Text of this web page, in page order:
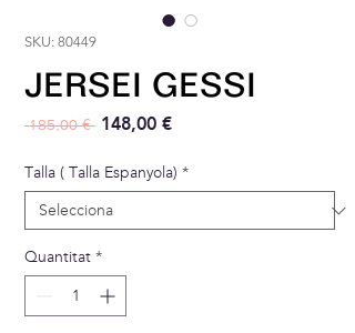
SKU: 80449
JERSEI GESSI
185,00 € Preu normal
148,00 €Preu d'oferta
Talla ( Talla Espanyola) *
Quantitat *